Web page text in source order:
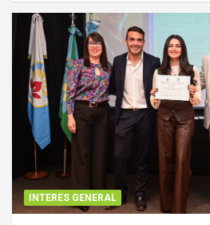
INTERES GENERAL